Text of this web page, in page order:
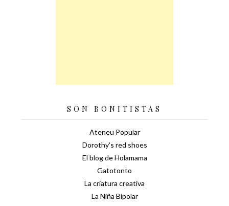
SON BONITISTAS
Ateneu Popular
Dorothy's red shoes
El blog de Holamama
Gatotonto
La criatura creativa
La Niña Bipolar